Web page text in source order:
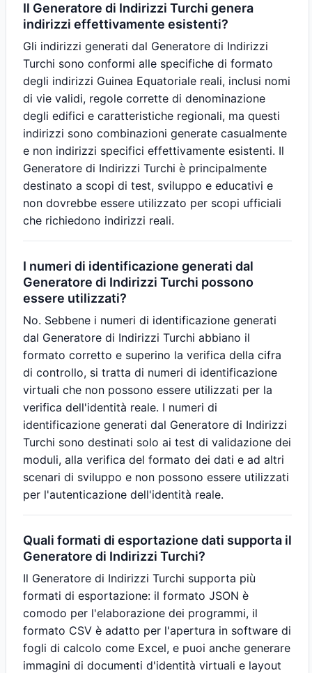
Il Generatore di Indirizzi Turchi genera
indirizzi effettivamente esistenti?
Gli indirizzi generati dal Generatore di Indirizzi
Turchi sono conformi alle specifiche di formato
degli indirizzi Guinea Equatoriale reali, inclusi nomi
di vie validi, regole corrette di denominazione
degli edifici e caratteristiche regionali, ma questi
indirizzi sono combinazioni generate casualmente
e non indirizzi specifici effettivamente esistenti. Il
Generatore di Indirizzi Turchi è principalmente
destinato a scopi di test, sviluppo e educativi e
non dovrebbe essere utilizzato per scopi ufficiali
che richiedono indirizzi reali.
I numeri di identificazione generati dal
Generatore di Indirizzi Turchi possono
essere utilizzati?
No. Sebbene i numeri di identificazione generati
dal Generatore di Indirizzi Turchi abbiano il
formato corretto e superino la verifica della cifra
di controllo, si tratta di numeri di identificazione
virtuali che non possono essere utilizzati per la
verifica dell'identità reale. I numeri di
identificazione generati dal Generatore di Indirizzi
Turchi sono destinati solo ai test di validazione dei
moduli, alla verifica del formato dei dati e ad altri
scenari di sviluppo e non possono essere utilizzati
per l'autenticazione dell'identità reale.
Quali formati di esportazione dati supporta il
Generatore di Indirizzi Turchi?
Il Generatore di Indirizzi Turchi supporta più
formati di esportazione: il formato JSON è
comodo per l'elaborazione dei programmi, il
formato CSV è adatto per l'apertura in software di
fogli di calcolo come Excel, e puoi anche generare
immagini di documenti d'identità virtuali e layout